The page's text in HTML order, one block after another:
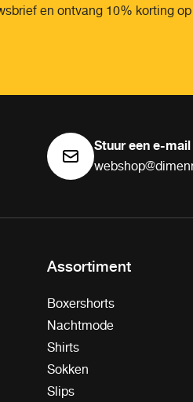
en ontvang 10% korting
Stuur een e-mail
Assortiment
Boxershorts
Nachtmode
Shirts
Sokken
Slips